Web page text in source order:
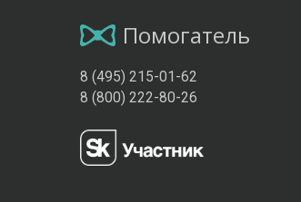
Помогатель
8 (495) 215-01-62
8 (800) 222-80-26